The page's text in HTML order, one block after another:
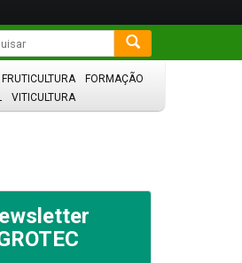
FRUTICULTURA
FORMAÇÃO
VITICULTURA